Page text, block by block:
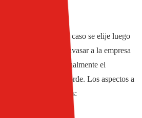
conveniente en cada caso se elije luego
el producto a envasar a la empresa
las necesidades y finalmente el
es el equipo más acorde. Los aspectos a
fundamentales: